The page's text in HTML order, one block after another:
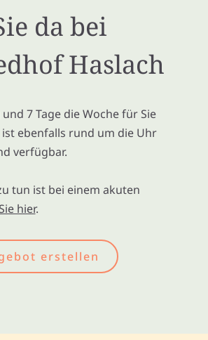
da bei
Haslach
7 Tage die Woche für Sie
ebenfalls rund um die Uhr
verfügbar.
tun ist bei einem akuten
hier.
erstellen